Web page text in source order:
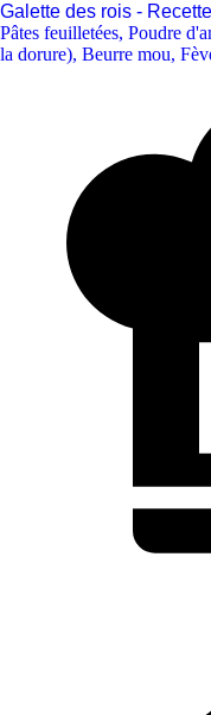
Galette des rois -
Pâtes feuilletées, Poudre
la dorure), Beurre mou,